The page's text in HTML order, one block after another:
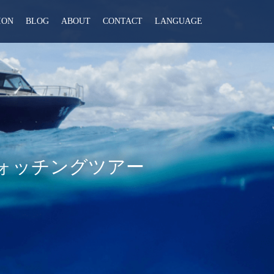
BLOG ABOUT CONTACT LANGUAGE
ッチングツアー